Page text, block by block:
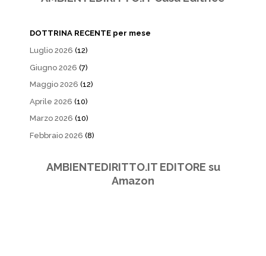
DOTTRINA RECENTE per mese
Luglio 2026 (12)
Giugno 2026 (7)
Maggio 2026 (12)
Aprile 2026 (10)
Marzo 2026 (10)
Febbraio 2026 (8)
AMBIENTEDIRITTO.IT EDITORE su
Amazon